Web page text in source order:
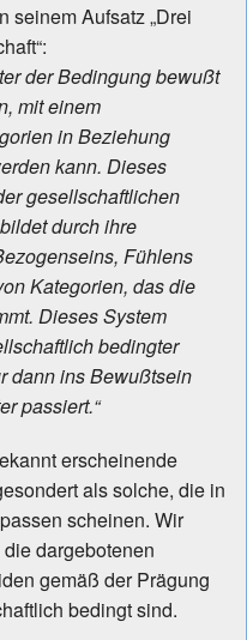
seinem Aufsatz „Drei
der Bedingung bewußt
mit einem
in Beziehung
kann. Dieses
gesellschaftlichen
durch ihre
Fühlens
Kategorien, das die
Dieses System
bedingter
dann ins Bewußtsein
passiert.“
erscheinende
als solche, die in
scheinen. Wir
dargebotenen
gemäß der Prägung
bedingt sind.